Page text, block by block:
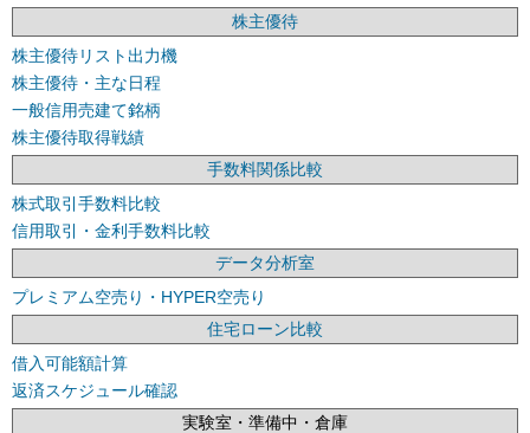
株主優待
株主優待リスト出力機
株主優待・主な日程
一般信用売建て銘柄
株主優待取得戦績
手数料関係比較
株式取引手数料比較
信用取引・金利手数料比較
データ分析室
プレミアム空売り・HYPER空売り
住宅ローン比較
借入可能額計算
返済スケジュール確認
実験室・準備中・倉庫